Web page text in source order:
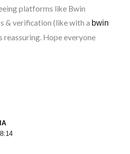
platforms like Bwin
& verification (like with a bwin
reassuring. Hope everyone